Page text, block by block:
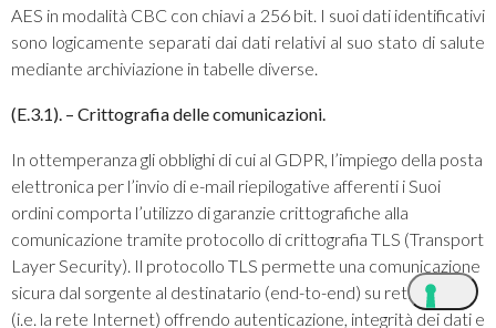
AES in modalità CBC con chiavi a 256 bit. I suoi dati identificativi
sono logicamente separati dai dati relativi al suo stato di salute
mediante archiviazione in tabelle diverse.
(E.3.1). – Crittografia delle comunicazioni.
In ottemperanza gli obblighi di cui al GDPR, l’impiego della posta
elettronica per l’invio di e-mail riepilogative afferenti i Suoi
ordini comporta l’utilizzo di garanzie crittografiche alla
comunicazione tramite protocollo di crittografia TLS (Transport
Layer Security). Il protocollo TLS permette una comunicazione
sicura dal sorgente al destinatario (end-to-end) su reti TCP/IP
(i.e. la rete Internet) offrendo autenticazione, integrità dei dati e